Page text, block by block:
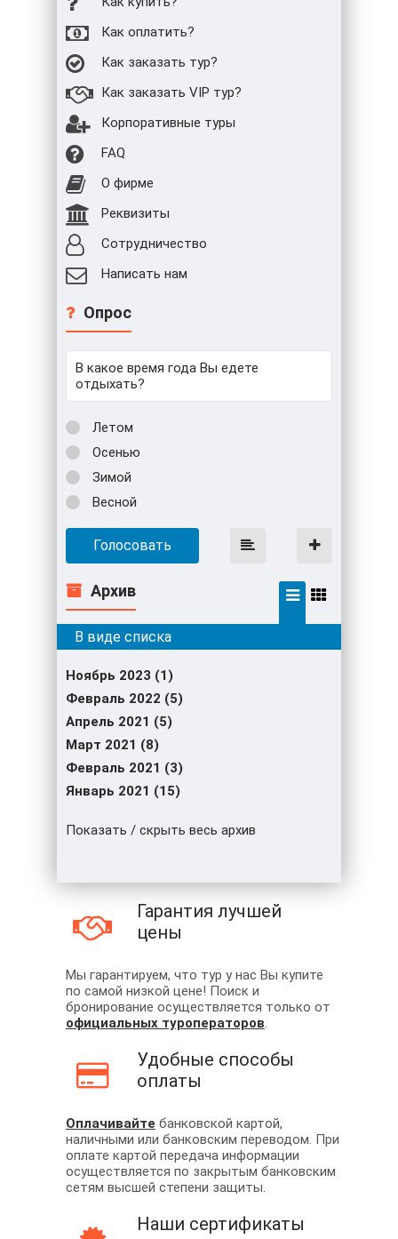
Как оплатить?
Как заказать тур?
Как заказать VIP тур?
Корпоративные туры
FAQ
О фирме
Реквизиты
Сотрудничество
Написать нам
Опрос
В какое время года Вы едете
отдыхать?
Летом
Осенью
Зимой
Весной
Голосовать
Архив
Ноябрь 2023 (1)
Февраль 2022 (5)
Апрель 2021 (5)
Март 2021 (8)
Февраль 2021 (3)
Январь 2021 (15)
Показать / скрыть весь архив
Гарантия лучшей
цены
Мы гарантируем, что тур у нас Вы купите
по самой низкой цене! Поиск и
бронирование осуществляется только от
официальных туроператоров.
Удобные способы
оплаты
Оплачивайте банковской картой,
наличными или банковским переводом. При
оплате картой передача информации
осуществляется по закрытым банковским
сетям высшей степени защиты.
Наши сертификаты